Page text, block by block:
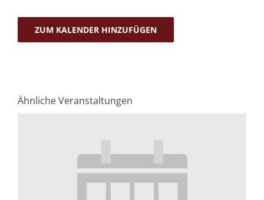
ZUM KALENDER HINZUFÜGEN
Ähnliche Veranstaltungen